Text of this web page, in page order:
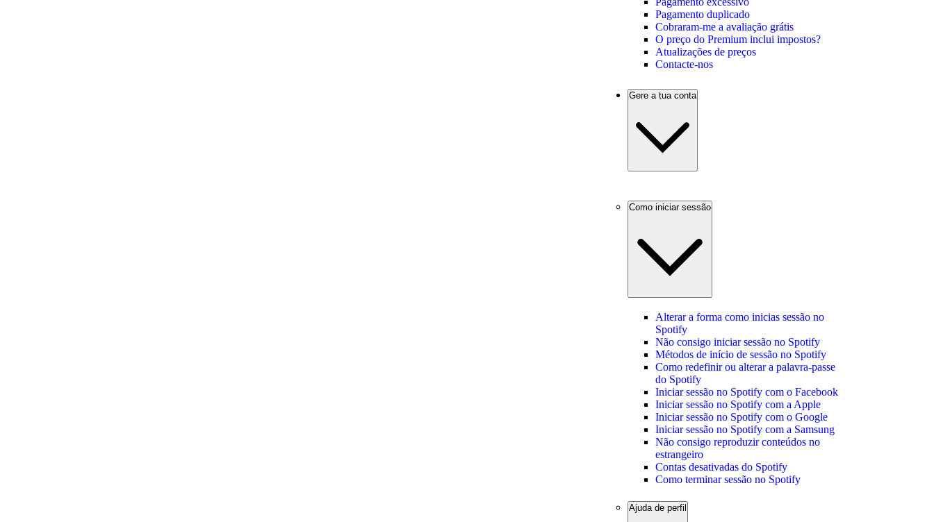
Pagamento duplicado
Cobraram-me a avaliação grátis
O preço do Premium inclui impostos?
Atualizações de preços
Contacte-nos
Gere a tua conta
Como iniciar sessão
Alterar a forma como inicias sessão no
Spotify
Não consigo iniciar sessão no Spotify
Métodos de início de sessão no Spotify
Como redefinir ou alterar a palavra-passe
do Spotify
Iniciar sessão no Spotify com o Facebook
Iniciar sessão no Spotify com a Apple
Iniciar sessão no Spotify com o Google
Iniciar sessão no Spotify com a Samsung
Não consigo reproduzir conteúdos no
estrangeiro
Contas desativadas do Spotify
Como terminar sessão no Spotify
Ajuda de perfil